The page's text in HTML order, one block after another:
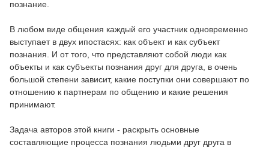
познание.
В любом виде общения каждый его участник одновременно
выступает в двух ипостасях: как объект и как субъект
познания. И от того, что представляют собой люди как
объекты и как субъекты познания друг для друга, в очень
большой степени зависит, какие поступки они совершают по
отношению к партнерам по общению и какие решения
принимают.
Задача авторов этой книги - раскрыть основные
составляющие процесса познания людьми друг друга в